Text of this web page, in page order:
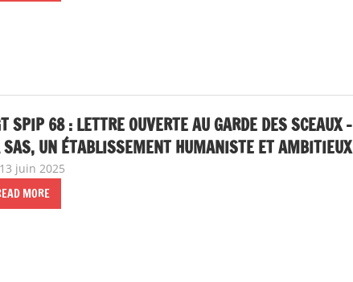
SPIP 68 : LETTRE OUVERTE AU GARDE DES SCEAUX –
SAS, UN ÉTABLISSEMENT HUMANISTE ET AMBITIEUX
13 juin 2025
MORE